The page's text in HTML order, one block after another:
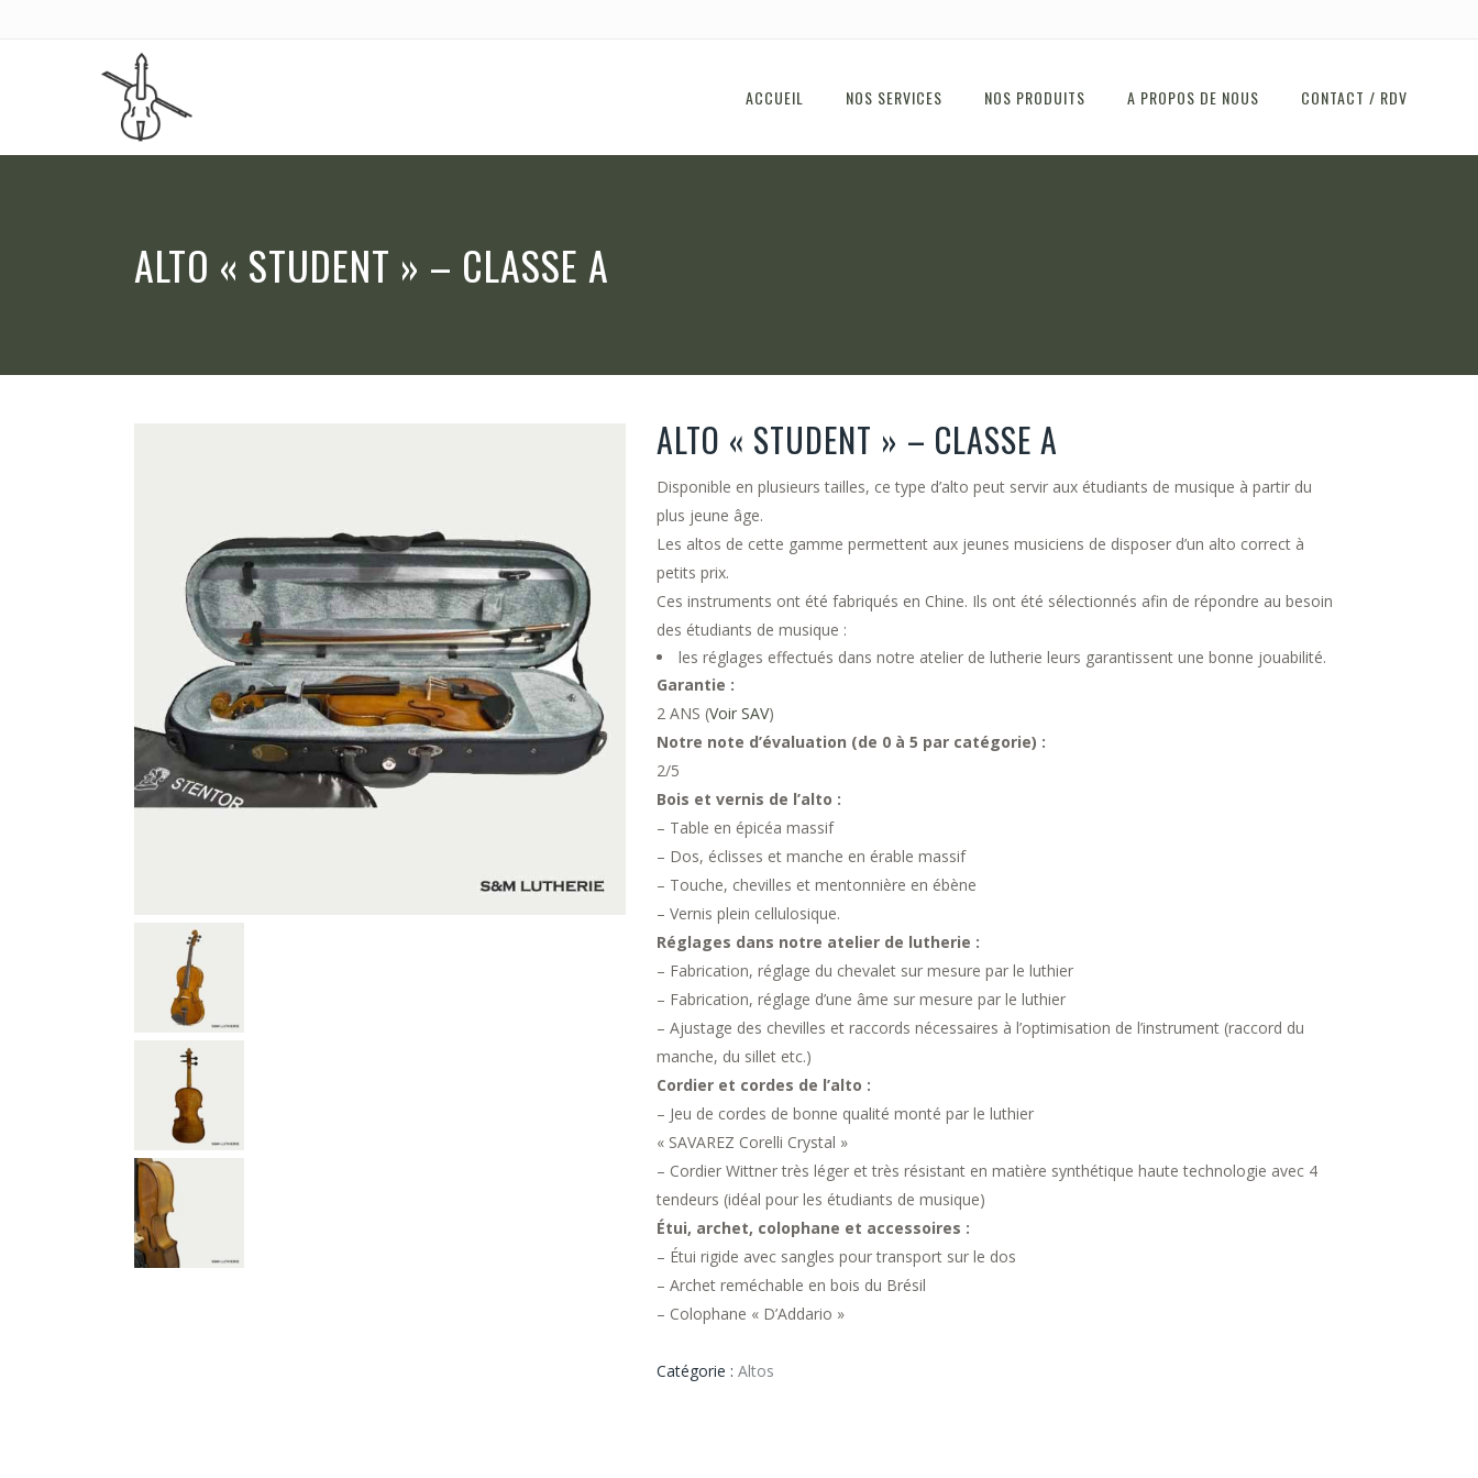
ACCUEIL NOS SERVICES NOS PRODUITS A PROPOS DE NOUS CONTACT / RDV
ALTO « STUDENT » – CLASSE A
ALTO « STUDENT » – CLASSE A
Disponible en plusieurs tailles, ce type d’alto peut servir aux étudiants de musique à partir du
plus jeune âge.
Les altos de cette gamme permettent aux jeunes musiciens de disposer d’un alto correct à
petits prix.
Ces instruments ont été fabriqués en Chine. Ils ont été sélectionnés afin de répondre au besoin
des étudiants de musique :
les réglages effectués dans notre atelier de lutherie leurs garantissent une bonne jouabilité.
Garantie :
2 ANS (Voir SAV)
Notre note d’évaluation (de 0 à 5 par catégorie) :
2/5
Bois et vernis de l’alto :
– Table en épicéa massif
– Dos, éclisses et manche en érable massif
– Touche, chevilles et mentonnière en ébène
– Vernis plein cellulosique.
Réglages dans notre atelier de lutherie :
– Fabrication, réglage du chevalet sur mesure par le luthier
– Fabrication, réglage d’une âme sur mesure par le luthier
– Ajustage des chevilles et raccords nécessaires à l’optimisation de l’instrument (raccord du
manche, du sillet etc.)
Cordier et cordes de l’alto :
– Jeu de cordes de bonne qualité monté par le luthier
« SAVAREZ Corelli Crystal »
– Cordier Wittner très léger et très résistant en matière synthétique haute technologie avec 4
tendeurs (idéal pour les étudiants de musique)
Étui, archet, colophane et accessoires :
– Étui rigide avec sangles pour transport sur le dos
– Archet reméchable en bois du Brésil
– Colophane « D’Addario »
Catégorie : Altos